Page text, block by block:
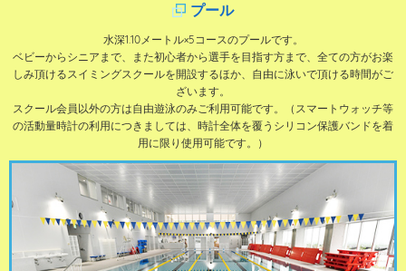
プール
水深1.10メートル×5コースのプールです。
ベビーからシニアまで、また初心者から選手を目指す方まで、全ての方がお楽
しみ頂けるスイミングスクールを開設するほか、自由に泳いで頂ける時間がご
ざいます。
スクール会員以外の方は自由遊泳のみご利用可能です。（スマートウォッチ等
の活動量時計の利用につきましては、時計全体を覆うシリコン保護バンドを着
用に限り使用可能です。）